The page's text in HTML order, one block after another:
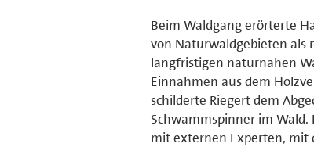
Beim Waldgang erörterte
von Naturwaldgebieten als
langfristigen naturnahen
Einnahmen aus dem
schilderte Riegert dem
Schwammspinner im
mit externen Experten, mit